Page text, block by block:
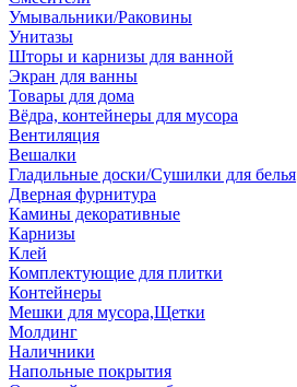
Умывальники/Раковины
Унитазы
Шторы и карнизы для ванной
Экран для ванны
Товары для дома
Вёдра, контейнеры для мусора
Вентиляция
Вешалки
Гладильные доски/Сушилки для белья
Дверная фурнитура
Камины декоративные
Карнизы
Клей
Комплектующие для плитки
Контейнеры
Мешки для мусора,Щетки
Молдинг
Наличники
Напольные покрытия